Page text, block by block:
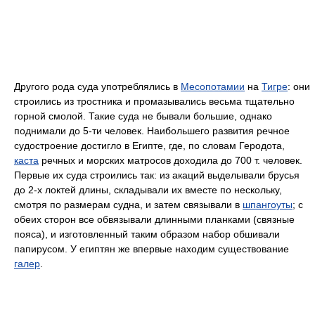
Другого рода суда употреблялись в Месопотамии на Тигре: они
строились из тростника и промазывались весьма тщательно
горной смолой. Такие суда не бывали большие, однако
поднимали до 5-ти человек. Наибольшего развития речное
судостроение достигло в Египте, где, по словам Геродота,
каста речных и морских матросов доходила до 700 т. человек.
Первые их суда строились так: из акаций выделывали брусья
до 2-х локтей длины, складывали их вместе по нескольку,
смотря по размерам судна, и затем связывали в шпангоуты; с
обеих сторон все обвязывали длинными планками (связные
пояса), и изготовленный таким образом набор обшивали
папирусом. У египтян же впервые находим существование
галер.